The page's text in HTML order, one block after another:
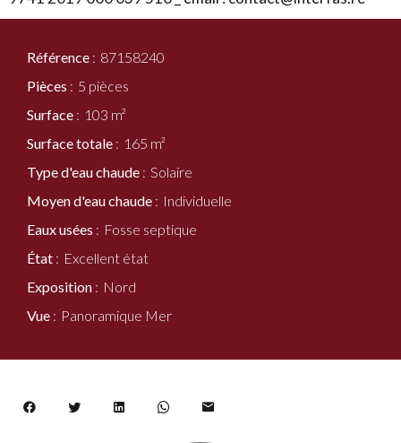
Référence
87158240
Pièces
5 pièces
Surface
103 m²
Surface totale
165 m²
Type d'eau chaude
Solaire
Moyen d'eau chaude
Individuelle
Eaux usées
Fosse septique
État
Excellent état
Exposition
Nord
Vue
Panoramique Mer